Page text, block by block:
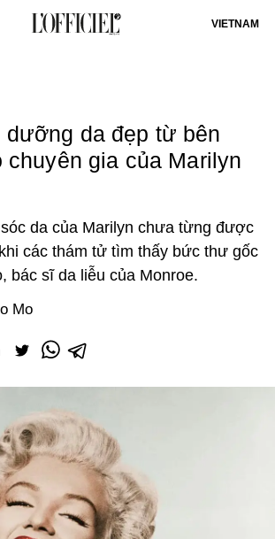
VIETNAM
dưỡng da đẹp từ bên
chuyên gia của Marilyn
da của Marilyn chưa từng được
các thám tử tìm thấy bức thư gốc
bác sĩ da liễu của Monroe.
Mo